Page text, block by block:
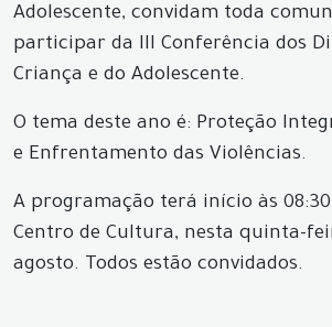
Adolescente, convidam toda
participar da III Conferência dos
Criança e do Adolescente.
O tema deste ano é: Proteção
e Enfrentamento das Violências.
A programação terá início às
Centro de Cultura, nesta quinta-
agosto. Todos estão convidados.